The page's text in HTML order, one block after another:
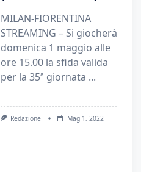
MILAN-FIORENTINA
STREAMING – Si giocherà
domenica 1 maggio alle
ore 15.00 la sfida valida
per la 35ª giornata ...
Redazione Mag 1, 2022